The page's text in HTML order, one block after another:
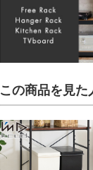
この商品を見